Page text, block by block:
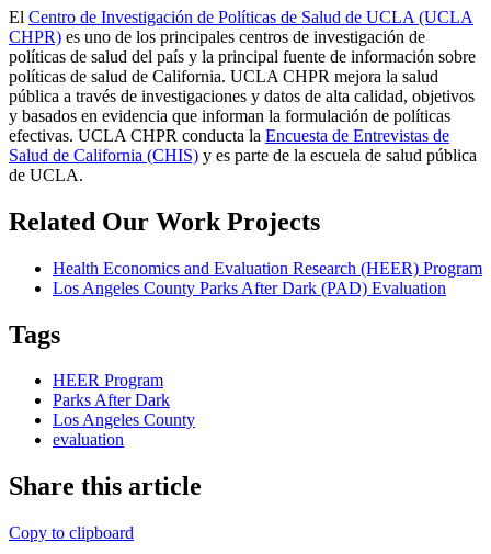
El Centro de Investigación de Políticas de Salud de UCLA (UCLA
CHPR) es uno de los principales centros de investigación de
políticas de salud del país y la principal fuente de información sobre
políticas de salud de California. UCLA CHPR mejora la salud
pública a través de investigaciones y datos de alta calidad, objetivos
y basados en evidencia que informan la formulación de políticas
efectivas. UCLA CHPR conducta la Encuesta de Entrevistas de
Salud de California (CHIS) y es parte de la escuela de salud pública
de UCLA.
Related Our Work Projects
Health Economics and Evaluation Research (HEER) Program
Los Angeles County Parks After Dark (PAD) Evaluation
Tags
HEER Program
Parks After Dark
Los Angeles County
evaluation
Share this article
Copy to clipboard